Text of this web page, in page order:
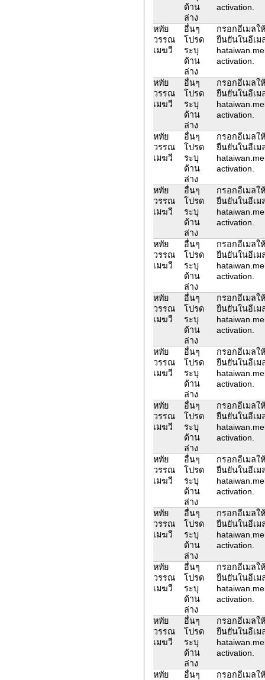
ด้าน
ล่าง
activation.
หทัย
วรรณ
เมฆวี
อื่นๆ
โปรด
ระบุ
ด้าน
ล่าง
กรอกอีเมลใ
ยืนยันในอีเม
activation.
หทัย
วรรณ
เมฆวี
อื่นๆ
โปรด
ระบุ
ด้าน
ล่าง
กรอกอีเมลใ
ยืนยันในอีเม
activation.
หทัย
วรรณ
เมฆวี
อื่นๆ
โปรด
ระบุ
ด้าน
ล่าง
กรอกอีเมลใ
ยืนยันในอีเม
activation.
หทัย
วรรณ
เมฆวี
อื่นๆ
โปรด
ระบุ
ด้าน
ล่าง
กรอกอีเมลใ
ยืนยันในอีเม
activation.
หทัย
วรรณ
เมฆวี
อื่นๆ
โปรด
ระบุ
ด้าน
ล่าง
กรอกอีเมลใ
ยืนยันในอีเม
activation.
หทัย
วรรณ
เมฆวี
อื่นๆ
โปรด
ระบุ
ด้าน
ล่าง
กรอกอีเมลใ
ยืนยันในอีเม
activation.
หทัย
วรรณ
เมฆวี
อื่นๆ
โปรด
ระบุ
ด้าน
ล่าง
กรอกอีเมลใ
ยืนยันในอีเม
activation.
หทัย
วรรณ
เมฆวี
อื่นๆ
โปรด
ระบุ
ด้าน
ล่าง
กรอกอีเมลใ
ยืนยันในอีเม
activation.
หทัย
วรรณ
เมฆวี
อื่นๆ
โปรด
ระบุ
ด้าน
ล่าง
กรอกอีเมลใ
ยืนยันในอีเม
activation.
หทัย
วรรณ
เมฆวี
อื่นๆ
โปรด
ระบุ
ด้าน
ล่าง
กรอกอีเมลใ
ยืนยันในอีเม
activation.
หทัย
วรรณ
เมฆวี
อื่นๆ
โปรด
ระบุ
ด้าน
ล่าง
กรอกอีเมลใ
ยืนยันในอีเม
activation.
หทัย
วรรณ
เมฆวี
อื่นๆ
โปรด
ระบุ
ด้าน
ล่าง
กรอกอีเมลใ
ยืนยันในอีเม
activation.
หทัย
อื่นๆ
กรอกอีเมลใ